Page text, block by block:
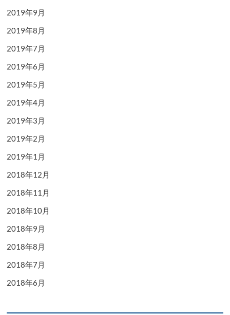
2019年9月
2019年8月
2019年7月
2019年6月
2019年5月
2019年4月
2019年3月
2019年2月
2019年1月
2018年12月
2018年11月
2018年10月
2018年9月
2018年8月
2018年7月
2018年6月